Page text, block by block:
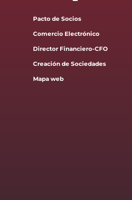
Pacto de Socios
Comercio Electrónico
Director Financiero-CFO
Creación de Sociedades
Mapa web